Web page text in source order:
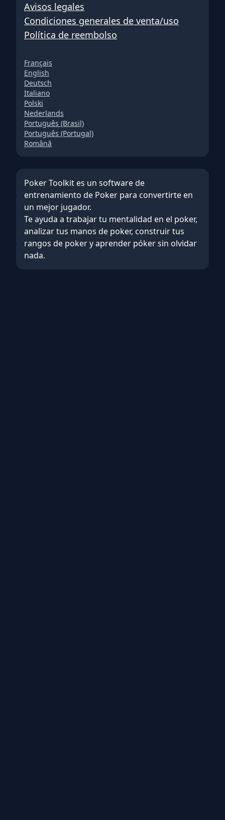
Avisos legales
Condiciones generales de venta/uso
Política de reembolso
Français
English
Deutsch
Italiano
Polski
Nederlands
Português (Brasil)
Português (Portugal)
Română
Poker Toolkit es un software de
entrenamiento de Poker para convertirte en
un mejor jugador.
Te ayuda a trabajar tu mentalidad en el poker,
analizar tus manos de poker, construir tus
rangos de pokeryaprender póker sin olvidar
nada.